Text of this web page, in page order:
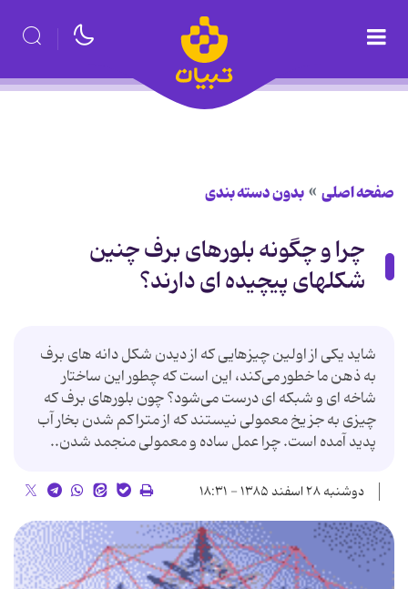
صفحه اصلی بدون دسته بندی
چرا و چگونه بلورهای برف چنین
شکلهای پیچیده ای دارند؟
شاید یکی از اولین چیزهایی که از دیدن شکل دانه های برف
به ذهن ما خطور می‌کند، این است که چطور این ساختار
شاخه ای و شبکه ای درست می‌شود؟ چون بلورهای برف که
چیزی به جز یخ معمولی نیستند که از متراکم شدن بخار آب
پدید آمده است. چرا عمل ساده و معمولی منجمد شدن..
دوشنبه ۲۸ اسفند ۱۳۸۵ - ۱۸:۳۱